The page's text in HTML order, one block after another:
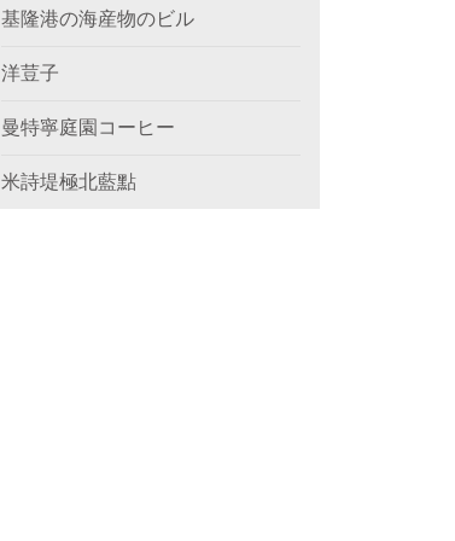
基隆港の海産物のビル
洋荳子
曼特寧庭園コーヒー
米詩堤極北藍點